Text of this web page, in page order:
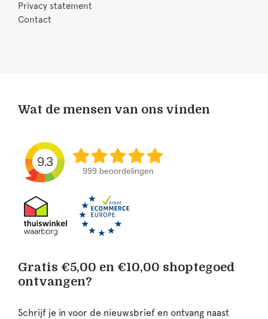
Privacy statement
Contact
Wat de mensen van ons vinden
9.3
999 beoordelingen
Gratis €5,00 en €10,00 shoptegoed
ontvangen?
Schrijf je in voor de nieuwsbrief en ontvang naast